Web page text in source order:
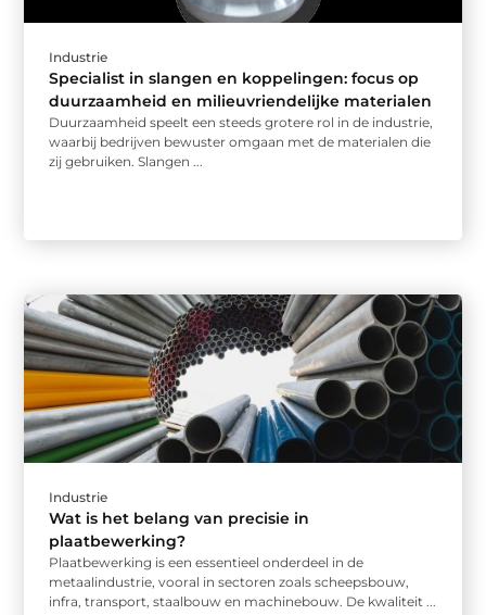
Industrie
Specialist in slangen en koppelingen: focus op
duurzaamheid en milieuvriendelijke materialen
Duurzaamheid speelt een steeds grotere rol in de industrie,
waarbij bedrijven bewuster omgaan met de materialen die
zij gebruiken. Slangen ...
Industrie
Wat is het belang van precisie in
plaatbewerking?
Plaatbewerking is een essentieel onderdeel in de
metaalindustrie, vooral in sectoren zoals scheepsbouw,
infra, transport, staalbouw en machinebouw. De kwaliteit ...